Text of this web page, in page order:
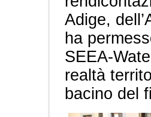
Adige,
ha
SEEA-
realtà
bacino del